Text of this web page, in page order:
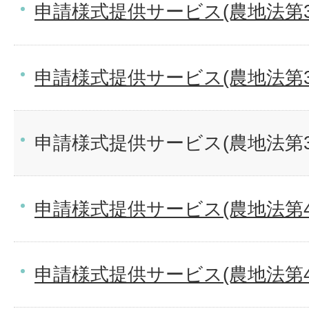
申請様式提供サービス(農地法
申請様式提供サービス(農地法
申請様式提供サービス(農地法
申請様式提供サービス(農地法第
申請様式提供サービス(農地法